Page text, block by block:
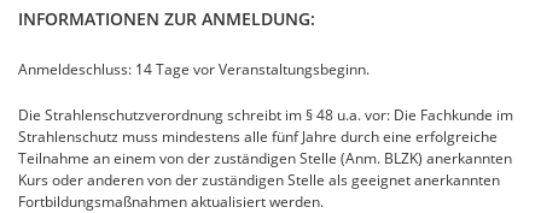
INFORMATIONEN ZUR ANMELDUNG:
Anmeldeschluss: 14 Tage vor Veranstaltungsbeginn.
Die Strahlenschutzverordnung schreibt im § 48 u.a. vor: Die Fachkunde im
Strahlenschutz muss mindestens alle fünf Jahre durch eine erfolgreiche
Teilnahme an einem von der zuständigen Stelle (Anm. BLZK) anerkannten
Kurs oder anderen von der zuständigen Stelle als geeignet anerkannten
Fortbildungsmaßnahmen aktualisiert werden.